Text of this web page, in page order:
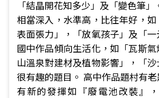
「結晶開花知多少」及「變色筆」
相當深入，水準高，比往年好，
表面張力」，「放氧孩子」及「一
國中作品傾向生活化，如「瓦斯氣
山溫泉對建材及植物影響」，「
很有趣的題目。 高中作品題村有
有新的發揮如『廢電池改裝』